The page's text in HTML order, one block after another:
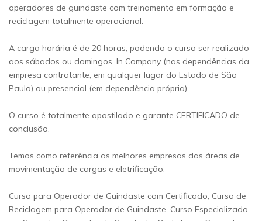
operadores de guindaste com treinamento em formação e
reciclagem totalmente operacional.
A carga horária é de 20 horas, podendo o curso ser realizado
aos sábados ou domingos, In Company (nas dependências da
empresa contratante, em qualquer lugar do Estado de São
Paulo) ou presencial (em dependência própria).
O curso é totalmente apostilado e garante CERTIFICADO de
conclusão.
Temos como referência as melhores empresas das áreas de
movimentação de cargas e eletrificação.
Curso para Operador de Guindaste com Certificado, Curso de
Reciclagem para Operador de Guindaste, Curso Especializado